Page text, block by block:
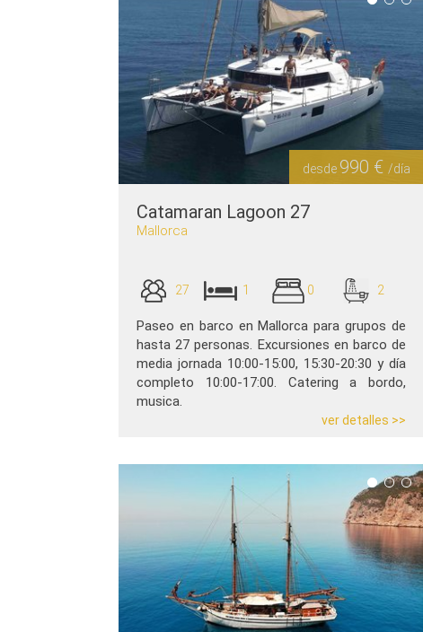
desde990 € /día
Catamaran Lagoon 27
Mallorca
27 1 0 2
Paseo en barco en Mallorca para grupos de
hasta 27 personas. Excursiones en barco de
media jornada 10:00-15:00, 15:30-20:30 y día
completo 10:00-17:00. Catering a bordo,
musica.
ver detalles >>